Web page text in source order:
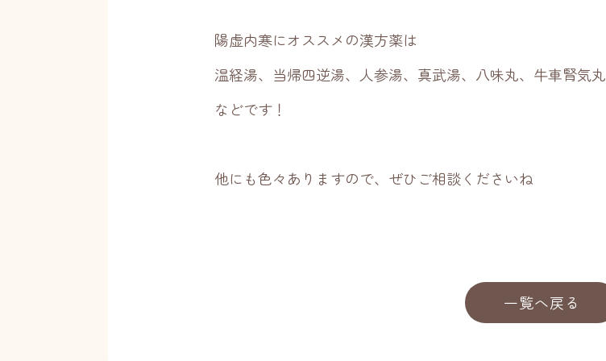
陽虚内寒にオススメの漢方薬は
温経湯、当帰四逆湯、人参湯、真武湯、八味丸、牛車腎気丸
などです！
他にも色々ありますので、ぜひご相談くださいね
一覧へ戻る